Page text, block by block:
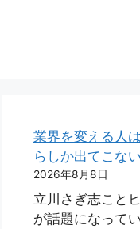
業界を変える人
らしか出てこな
2026年8月8日
立川さぎ志こと
が話題になって